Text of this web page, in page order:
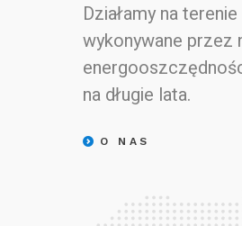
Działamy na
wykonywane przez
na długie lata.
O NAS